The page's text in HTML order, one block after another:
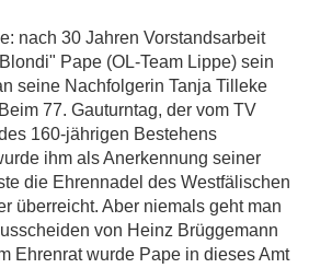
nach 30 Jahren Vorstandsarbeit
Pape (OL-Team Lippe) sein
seine Nachfolgerin Tanja Tilleke
77. Gauturntag, der vom TV
160-jährigen Bestehens
ihm als Anerkennung seiner
die Ehrennadel des Westfälischen
überreicht. Aber niemals geht man
von Heinz Brüggemann
Ehrenrat wurde Pape in dieses Amt